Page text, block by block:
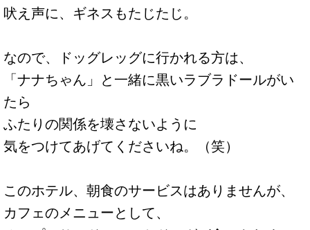
吠え声に、ギネスもたじたじ。
なので、ドッグレッグに行かれる方は、
「ナナちゃん」と一緒に黒いラブラドールがい
たら
ふたりの関係を壊さないように
気をつけてあげてくださいね。（笑）
このホテル、朝食のサービスはありませんが、
カフェのメニューとして、